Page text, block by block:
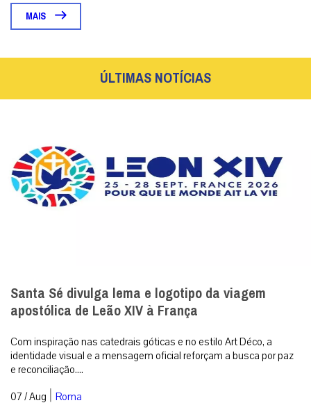
MAIS
ÚLTIMAS NOTÍCIAS
Santa Sé divulga lema e logotipo da viagem
apostólica de Leão XIV à França
Com inspiração nas catedrais góticas e no estilo Art Déco, a
identidade visual e a mensagem oficial reforçam a busca por paz
e reconciliação....
07 / Aug | Roma